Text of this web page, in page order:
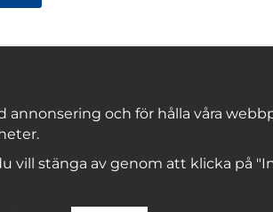
Kattens AB
och för hålla våra
vill stänga av genom att klicka på